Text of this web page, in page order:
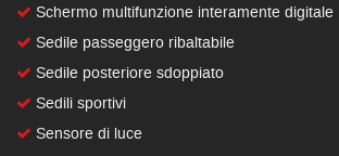
Schermo multifunzione interamente digitale
Sedile passeggero ribaltabile
Sedile posteriore sdoppiato
Sedili sportivi
Sensore di luce